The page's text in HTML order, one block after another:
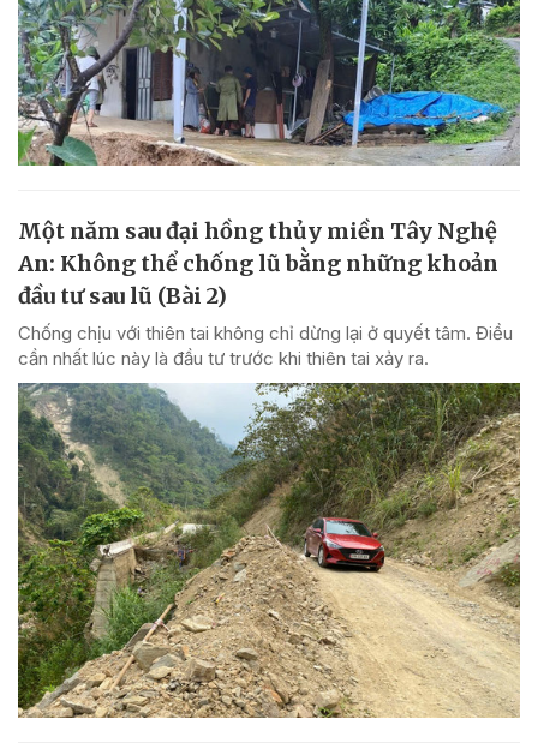
Một năm sau đại hồng thủy miền Tây Nghệ
An: Không thể chống lũ bằng những khoản
đầu tư sau lũ (Bài 2)
Chống chịu với thiên tai không chỉ dừng lại ở quyết tâm. Điều
cần nhất lúc này là đầu tư trước khi thiên tai xảy ra.